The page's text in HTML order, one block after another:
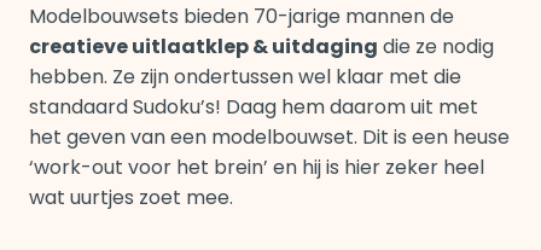
Modelbouwsets bieden 70-jarige mannen de
creatieve uitlaatklep & uitdaging die ze nodig
hebben. Ze zijn ondertussen wel klaar met die
standaard Sudoku’s! Daag hem daarom uit met
het geven van een modelbouwset. Dit is een heuse
‘work-out voor het brein’ en hij is hier zeker heel
wat uurtjes zoet mee.